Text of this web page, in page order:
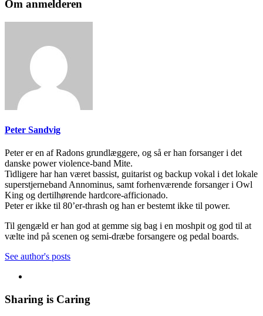
Om anmelderen
Peter Sandvig
Peter er en af Radons grundlæggere, og så er han forsanger i det
danske power violence-band Mite.
Tidligere har han været bassist, guitarist og backup vokal i det lokale
superstjerneband Annominus, samt forhenværende forsanger i Owl
King og dertilhørende hardcore-afficionado.
Peter er ikke til 80’er-thrash og han er bestemt ikke til power.
Til gengæld er han god at gemme sig bag i en moshpit og god til at
vælte ind på scenen og semi-dræbe forsangere og pedal boards.
See author's posts
Sharing is Caring